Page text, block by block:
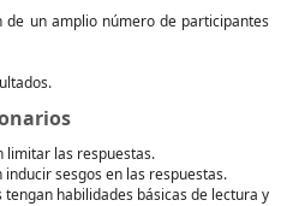
un amplio número de participantes
limitar las respuestas.
sesgos en las respuestas.
habilidades básicas de lectura y